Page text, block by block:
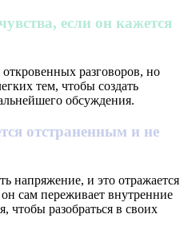
если он кажется
разговоров, но
тем, чтобы создать
обсуждения.
отстраненным и не
напряжение, и это отражается
сам переживает внутренние
разобраться в своих